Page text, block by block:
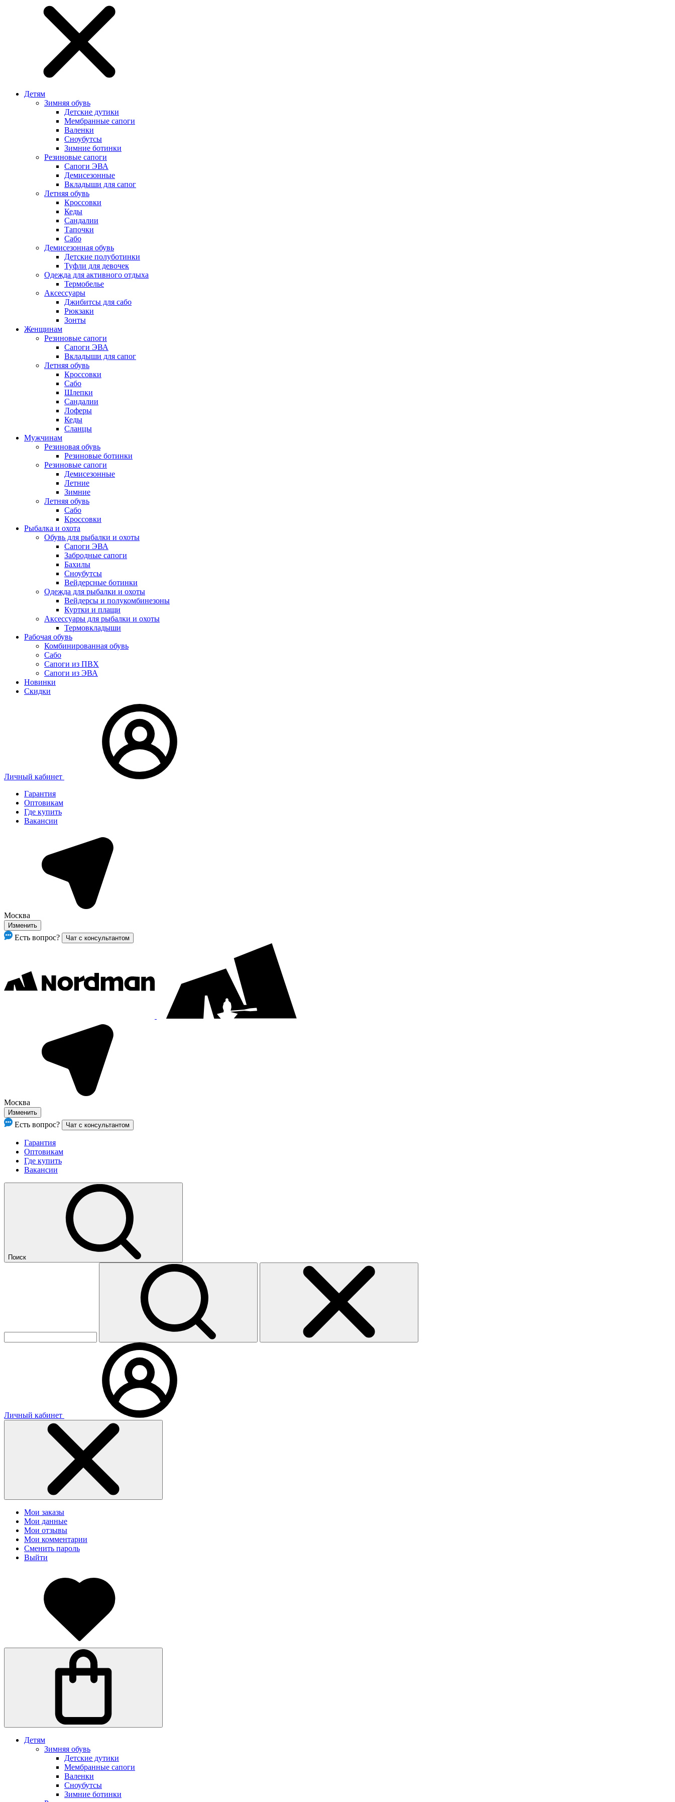
Детям
Зимняя обувь
Детские дутики
Мембранные сапоги
Валенки
Сноубутсы
Зимние ботинки
Резиновые сапоги
Сапоги ЭВА
Демисезонные
Вкладыши для сапог
Летняя обувь
Кроссовки
Кеды
Сандалии
Тапочки
Сабо
Демисезонная обувь
Детские полуботинки
Туфли для девочек
Одежда для активного отдыха
Термобелье
Аксессуары
Джибитсы для сабо
Рюкзаки
Зонты
Женщинам
Резиновые сапоги
Cапоги ЭВА
Вкладыши для сапог
Летняя обувь
Кроссовки
Сабо
Шлепки
Сандалии
Лоферы
Кеды
Сланцы
Мужчинам
Резиновая обувь
Резиновые ботинки
Резиновые сапоги
Демисезонные
Летние
Зимние
Летняя обувь
Сабо
Кроссовки
Рыбалка и охота
Обувь для рыбалки и охоты
Сапоги ЭВА
Забродные сапоги
Бахилы
Сноубутсы
Вейдерсные ботинки
Одежда для рыбалки и охоты
Вейдерсы и полукомбинезоны
Куртки и плащи
Аксессуары для рыбалки и охоты
Термовкладыши
Рабочая обувь
Комбинированная обувь
Сабо
Сапоги из ПВХ
Сапоги из ЭВА
Новинки
Скидки
Личный кабинет
Гарантия
Оптовикам
Где купить
Вакансии
Москва
Изменить
Есть вопрос? Чат с консультантом
Москва
Изменить
Есть вопрос? Чат с консультантом
Гарантия
Оптовикам
Где купить
Вакансии
Поиск
Личный кабинет
Мои заказы
Мои данные
Мои отзывы
Мои комментарии
Сменить пароль
Выйти
Детям
Зимняя обувь
Детские дутики
Мембранные сапоги
Валенки
Сноубутсы
Зимние ботинки